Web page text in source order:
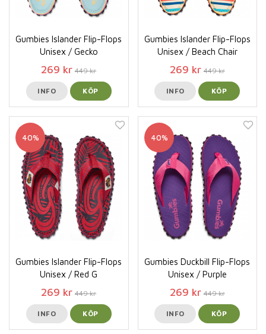
Gumbies Islander Flip-Flops
Unisex / Gecko
269 kr 449 kr
INFO KÖP
Gumbies Islander Flip-Flops
Unisex / Beach Chair
269 kr 449 kr
INFO KÖP
40%
Gumbies Islander Flip-Flops
Unisex / Red G
269 kr 449 kr
INFO KÖP
40%
Gumbies Duckbill Flip-Flops
Unisex / Purple
269 kr 449 kr
INFO KÖP